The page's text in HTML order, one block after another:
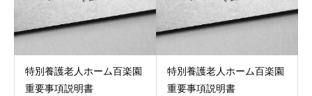
特別養護老人ホーム百楽園
重要事項説明書
特別養護老人ホーム百楽園
重要事項説明書